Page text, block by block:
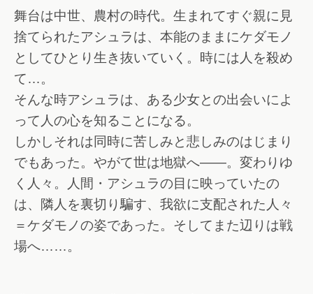
舞台は中世、農村の時代。生まれてすぐ親に見
捨てられたアシュラは、本能のままにケダモノ
としてひとり生き抜いていく。時には人を殺め
て…。
そんな時アシュラは、ある少女との出会いによ
って人の心を知ることになる。
しかしそれは同時に苦しみと悲しみのはじまり
でもあった。やがて世は地獄へ――。変わりゆ
く人々。人間・アシュラの目に映っていたの
は、隣人を裏切り騙す、我欲に支配された人々
＝ケダモノの姿であった。そしてまた辺りは戦
場へ……。